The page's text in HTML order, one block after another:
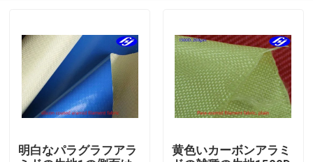
明白なパラグラフアラ
黄色いカーボンアラミ